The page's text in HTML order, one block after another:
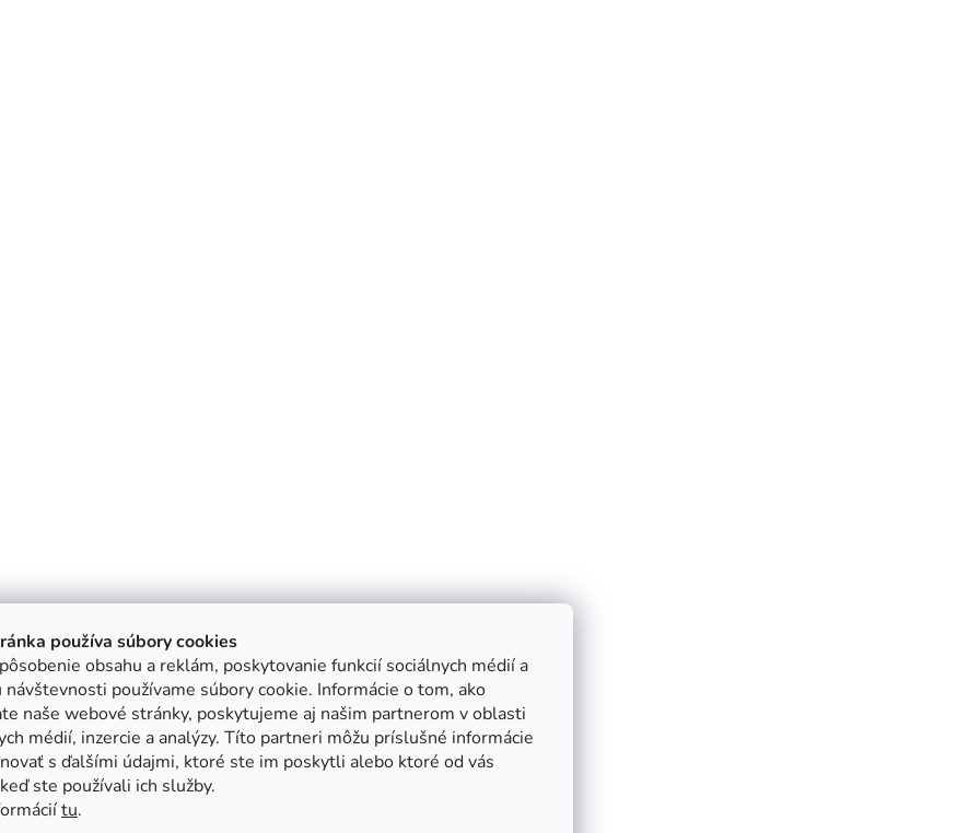
používa súbory cookies
obsahu a reklám, poskytovanie funkcií sociálnych médií a
návštevnosti používame súbory cookie. Informácie o tom, ako
naše webové stránky, poskytujeme aj našim partnerom v oblasti
médií, inzercie a analýzy. Títo partneri môžu príslušné informácie
s ďalšími údajmi, ktoré ste im poskytli alebo ktoré od vás
ste používali ich služby.
tu.